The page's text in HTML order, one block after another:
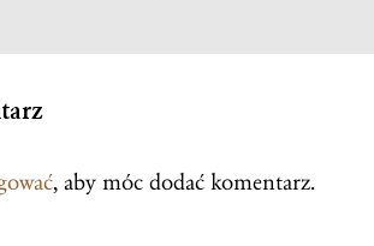
, aby móc dodać komentarz.